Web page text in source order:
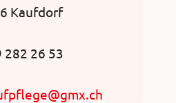
Kaufdorf
282 26 53